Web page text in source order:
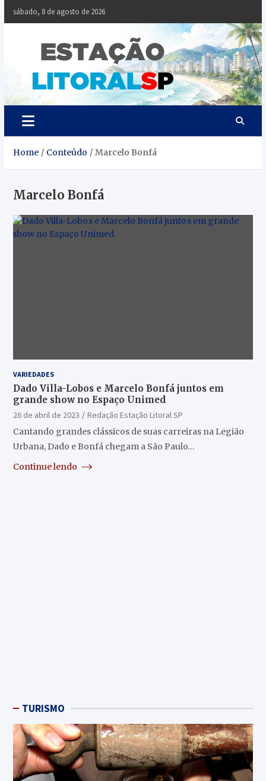
Skip
sábado, 8 de agosto de 2026
Litoral
Notícias da
Baixada Santista
Home Conteúdo Marcelo Bonfá
Marcelo Bonfá
VARIEDADES
Dado Villa-Lobos e Marcelo Bonfá juntos em
grande show no Espaço Unimed
26 de abril de 2023
Redação Estação Litoral SP
Cantando grandes clássicos de suas carreiras na Legião
Urbana, Dado e Bonfá chegam a São Paulo…
Continue lendo
TURISMO